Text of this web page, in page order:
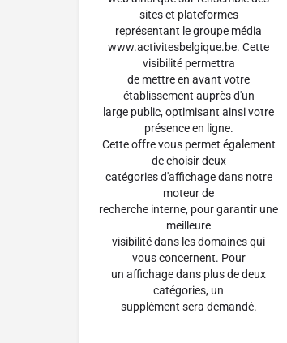
sites et plateformes
représentant le groupe média
www.activitesbelgique.be. Cette
visibilité permettra
de mettre en avant votre
établissement auprès d'un
large public, optimisant ainsi votre
présence en ligne.
Cette offre vous permet également
de choisir deux
catégories d'affichage dans notre
moteur de
recherche interne, pour garantir une
meilleure
visibilité dans les domaines qui
vous concernent. Pour
un affichage dans plus de deux
catégories, un
supplément sera demandé.